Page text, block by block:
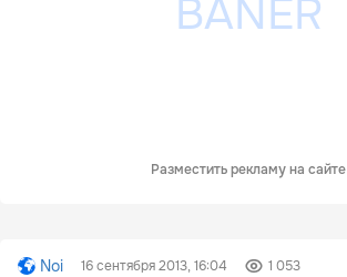
Разместить рекламу на сайте
Noi 16 сентября 2013, 16:04 1 053